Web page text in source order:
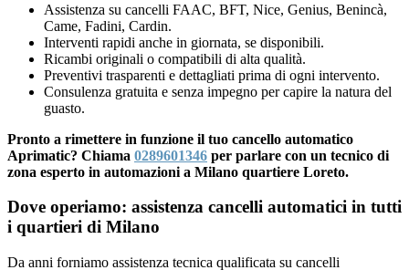
Assistenza su cancelli FAAC, BFT, Nice, Genius, Benincà,
Came, Fadini, Cardin.
Interventi rapidi anche in giornata, se disponibili.
Ricambi originali o compatibili di alta qualità.
Preventivi trasparenti e dettagliati prima di ogni intervento.
Consulenza gratuita e senza impegno per capire la natura del
guasto.
Pronto a rimettere in funzione il tuo cancello automatico
Aprimatic? Chiama 0289601346 per parlare con un tecnico di
zona esperto in automazioni a Milano quartiere Loreto.
Dove operiamo: assistenza cancelli automatici in tutti
i quartieri di Milano
Da anni forniamo assistenza tecnica qualificata su cancelli